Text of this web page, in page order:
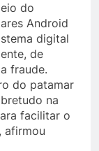
do
Android
digital
de
fraude.
do patamar
na
facilitar o
afirmou